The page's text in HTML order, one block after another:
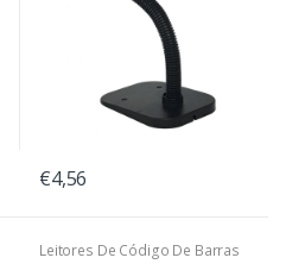
€4,56
Leitores De Código De Barras